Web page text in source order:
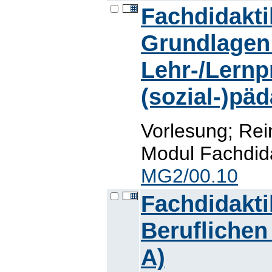
Lehr-/
(sozial-
Vorlesung;
Modul
MG2/00.10
A)